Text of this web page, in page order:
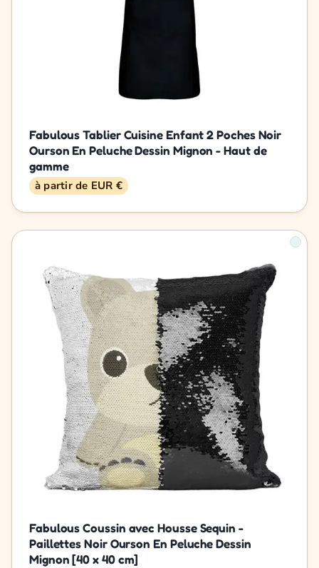
Fabulous Tablier Cuisine Enfant 2 Poches Noir
Ourson En Peluche Dessin Mignon - Haut de
gamme
à partir de EUR €
Fabulous Coussin avec Housse Sequin -
Paillettes Noir Ourson En Peluche Dessin
Mignon [40 x 40 cm]